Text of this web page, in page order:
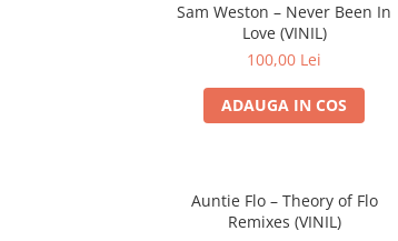
Sam Weston – Never Been In
Love (VINIL)
100,00 Lei
ADAUGA IN COS
Auntie Flo – Theory of Flo
Remixes (VINIL)